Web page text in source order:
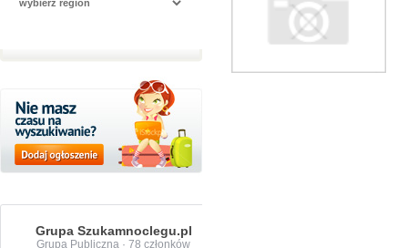
Grupa Szukamnoclegu.pl
Grupa Publiczna · 78 członków